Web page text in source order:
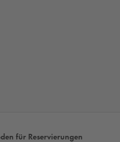
für Reservierungen